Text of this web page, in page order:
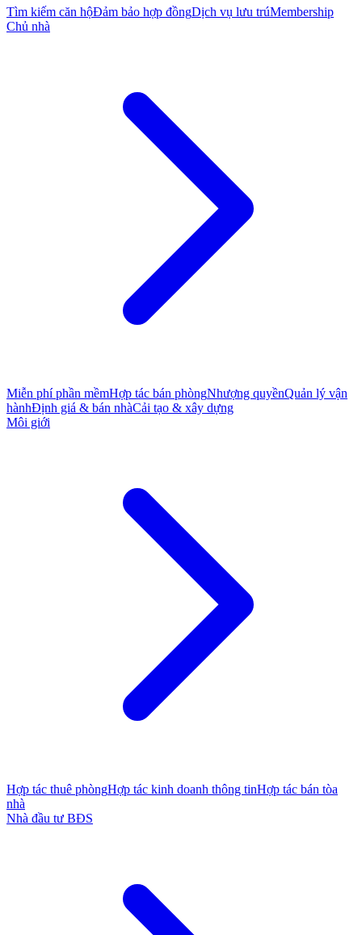
Tìm kiếm căn hộĐảm bảo hợp đồngDịch vụ lưu trúMembership
Chủ nhà
Miễn phí phần mềmHợp tác bán phòngNhượng quyềnQuản lý vận
hànhĐịnh giá & bán nhàCải tạo & xây dựng
Môi giới
Hợp tác thuê phòngHợp tác kinh doanh thông tinHợp tác bán tòa
nhà
Nhà đầu tư BĐS